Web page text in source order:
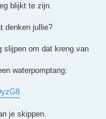
blijkt te zijn.
denken jullie?
slijpen om dat kreng van
waterpomptang:
je skippen.